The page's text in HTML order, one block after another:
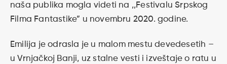
naša publika mogla videti na ,,Festivalu Srpskog
Filma Fantastike” u novembru 2020. godine.
Emilija je odrasla je u malom mestu devedesetih –
u Vrnjačkoj Banji, uz stalne vesti i izveštaje o ratu u